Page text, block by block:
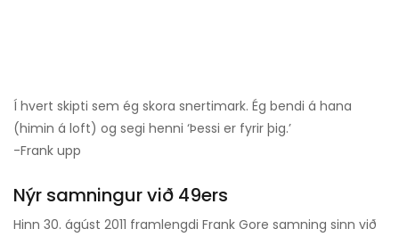
Í hvert skipti sem ég skora snertimark. Ég bendi á hana
(himin á loft) og segi henni ‘Þessi er fyrir þig.’
-Frank upp
Nýr samningur við 49ers
Hinn 30. ágúst 2011 framlengdi Frank Gore samning sinn við